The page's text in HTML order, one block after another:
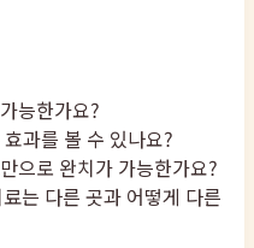
능한가요?
과를 볼 수 있나요?
으로 완치가 가능한가요?
는 다른 곳과 어떻게 다른